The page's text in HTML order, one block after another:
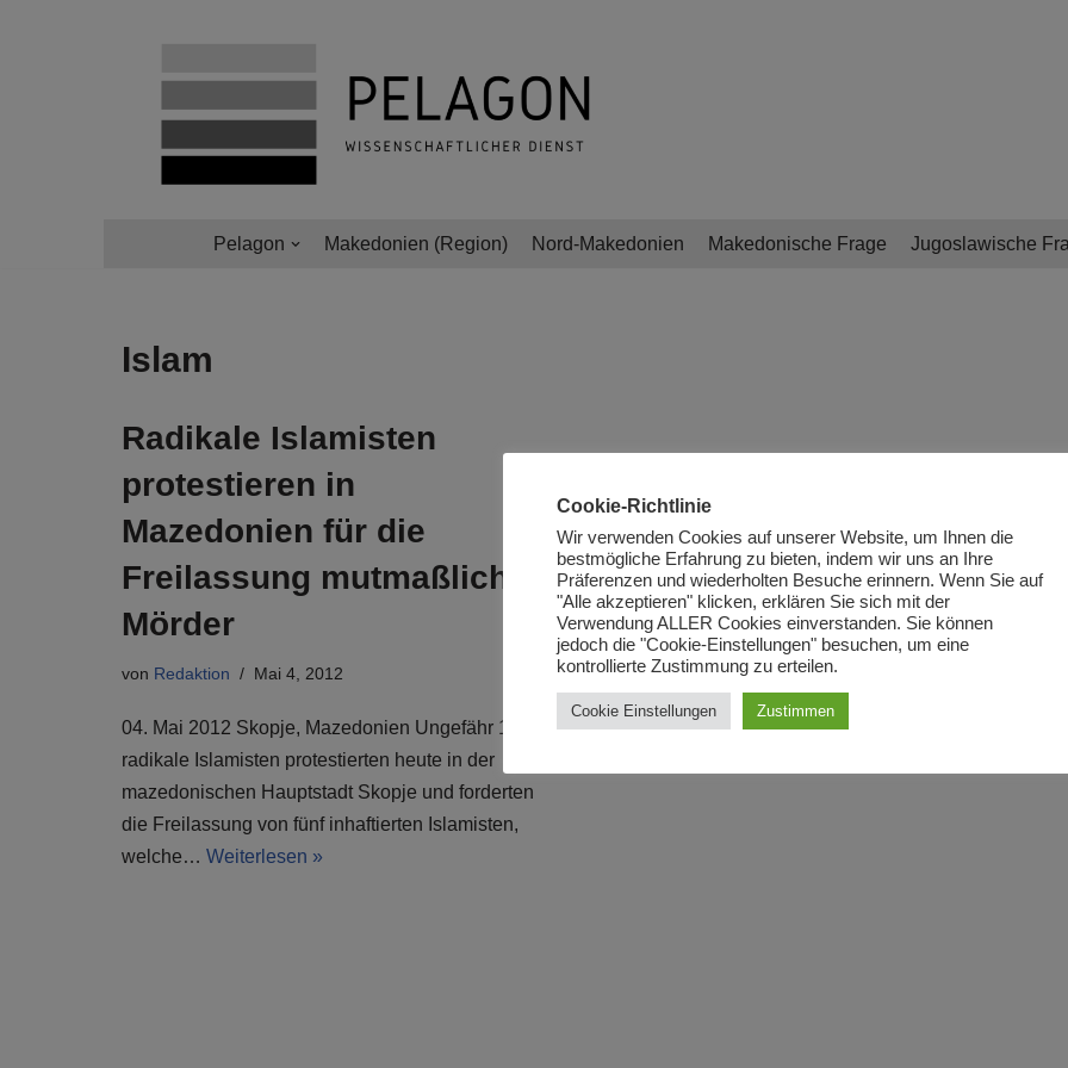
Pelagon Makedonien (Region) Nord-Makedonien Makedonische Frage Jugoslawische
Islam
Radikale Islamisten
protestieren in
Mazedonien für die
Freilassung mutmaßlicher
Mörder
von Redaktion Mai 4, 2012
04. Mai 2012 Skopje, Mazedonien Ungefähr 1500
radikale Islamisten protestierten heute in der
mazedonischen Hauptstadt Skopje und forderten
die Freilassung von fünf inhaftierten Islamisten,
welche… Weiterlesen »
Cookie-Richtlinie
Wir verwenden Cookies auf unserer Website, um Ihnen die
bestmögliche Erfahrung zu bieten, indem wir uns an Ihre
Präferenzen und wiederholten Besuche erinnern. Wenn Sie auf
"Alle akzeptieren" klicken, erklären Sie sich mit der
Verwendung ALLER Cookies einverstanden. Sie können
jedoch die "Cookie-Einstellungen" besuchen, um eine
kontrollierte Zustimmung zu erteilen.
Cookie Einstellungen Zustimmen